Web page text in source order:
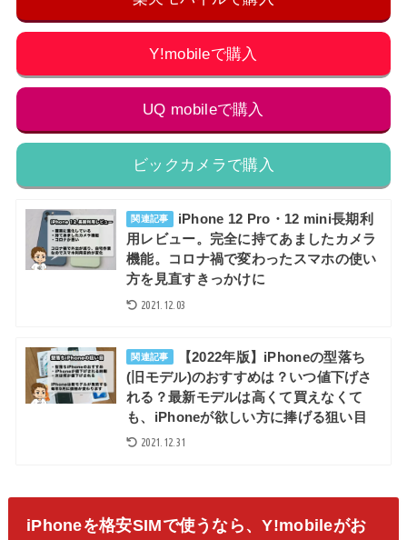
Y!mobileで購入
UQ mobileで購入
ビックカメラで購入
関連記事
iPhone 12 Pro・12 mini長期利
用レビュー。完全に持てあましたカメラ
機能。コロナ禍で変わったスマホの使い
方を見直すきっかけに
2021.12.03
関連記事
【2022年版】iPhoneの型落ち
(旧モデル)のおすすめは？いつ値下げさ
れる？最新モデルは高くて買えなくて
も、iPhoneが欲しい方に捧げる狙い目
2021.12.31
iPhoneを格安SIMで使うなら、Y!mobileがお